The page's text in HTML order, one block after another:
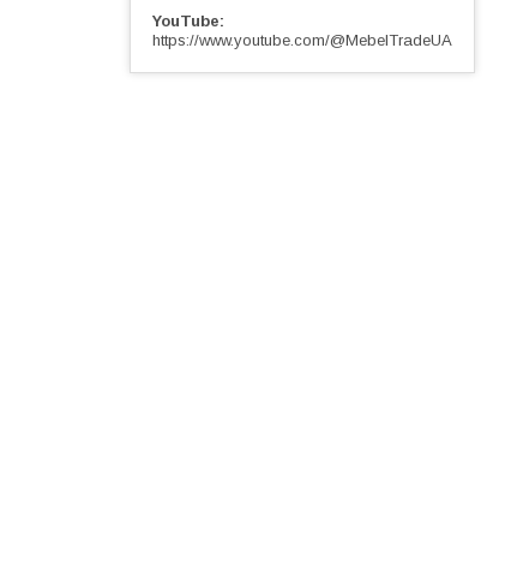
YouTube
https://www.youtube.com/@MebelTradeUA